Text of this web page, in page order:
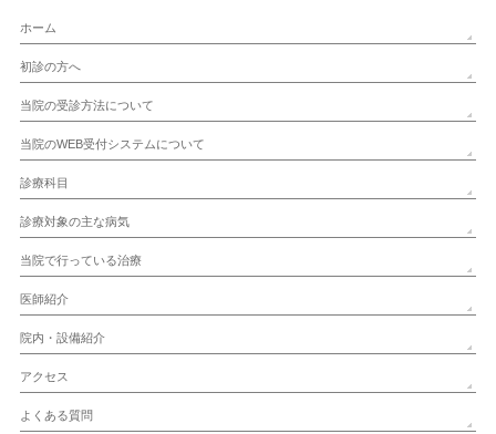
ホーム
初診の方へ
当院の受診方法について
当院のWEB受付システムについて
診療科目
診療対象の主な病気
当院で行っている治療
医師紹介
院内・設備紹介
アクセス
よくある質問